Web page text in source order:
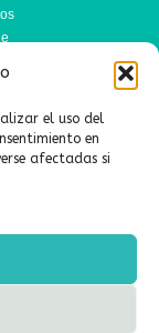
el uso del
en
afectadas si